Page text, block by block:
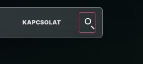
KAPCSOLAT